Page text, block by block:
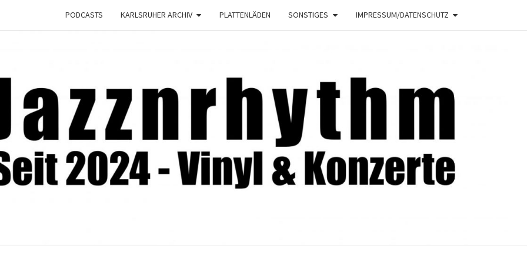
PODCASTS KARLSRUHER ARCHIV PLATTENLÄDEN SONSTIGES IMPRESSUM/DATENSCHUTZ
JAZZNRHYTHM
2024 –
Vinyl &
Konzerte